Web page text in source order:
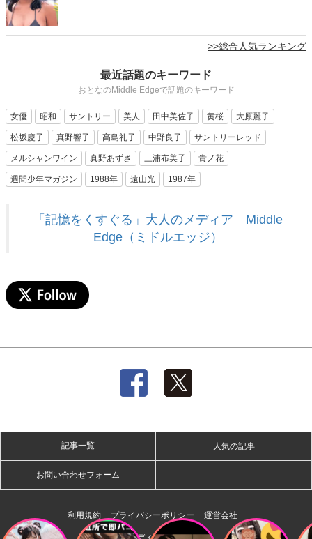
>>総合人気ランキング
最近話題のキーワード
おとなのMiddle Edgeで話題のキーワード
女優 昭和 サントリー 美人 田中美佐子 黄桜 大原麗子
松坂慶子 真野響子 高島礼子 中野良子 サントリーレッド
メルシャンワイン 真野あずさ 三浦布美子 貴ノ花
週間少年マガジン 1988年 遠山光 1987年
「記憶をくすぐる」大人のメディア Middle
Edge（ミドルエッジ）
記事一覧 人気の記事
お問い合わせフォーム
利用規約 プライバシーポリシー 運営会社
株式会社ディー・オー・エム